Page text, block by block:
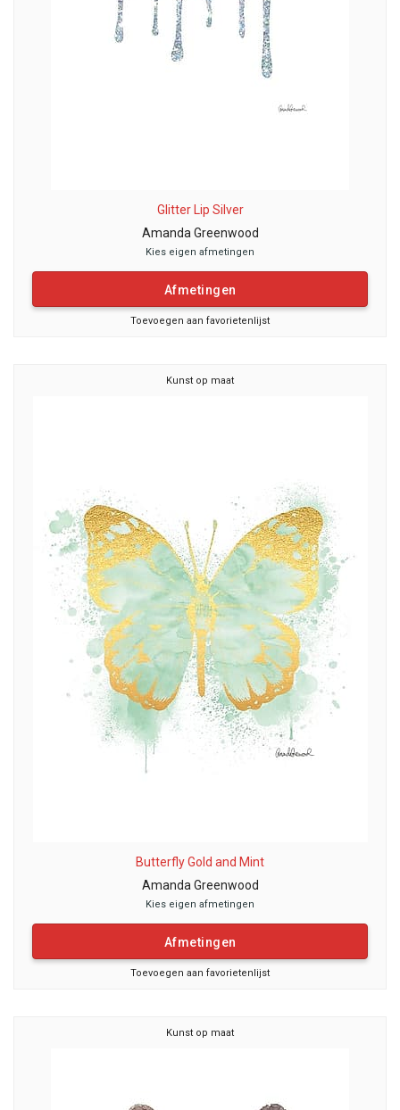
Glitter Lip Silver
Amanda Greenwood
Kies eigen afmetingen
Afmetingen
Toevoegen aan favorietenlijst
Kunst op maat
Butterfly Gold and Mint
Amanda Greenwood
Kies eigen afmetingen
Afmetingen
Toevoegen aan favorietenlijst
Kunst op maat